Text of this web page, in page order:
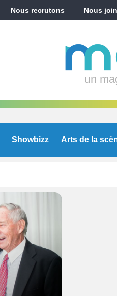
Nous recrutons Nous
un
Showbizz Arts de la